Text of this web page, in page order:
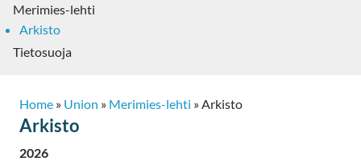
Merimies-lehti
Arkisto
Tietosuoja
Home » Union » Merimies-lehti »Arkisto
Arkisto
2026